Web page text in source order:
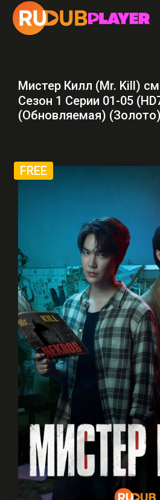
Мистер Килл (Mr. Kill)
Сезон 1 Серии 01-05
(Обновляемая) (Золото)
FREE